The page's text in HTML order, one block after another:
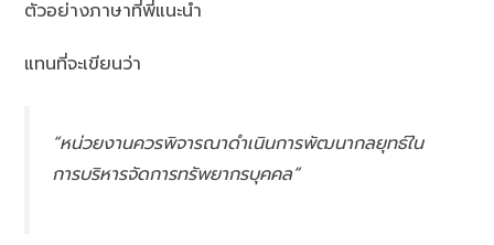
ตัวอย่างภาษาที่พี่แนะนำ
แทนที่จะเขียนว่า
“หน่วยงานควรพิจารณาดำเนินการพัฒนากลยุทธ์ใน
การบริหารจัดการทรัพยากรบุคคล”